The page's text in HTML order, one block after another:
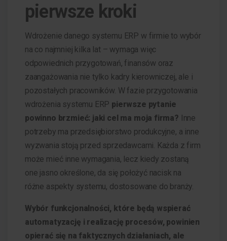
pierwsze kroki
Wdrożenie danego systemu ERP w firmie to wybór
na co najmniej kilka lat – wymaga więc
odpowiednich przygotowań, finansów oraz
zaangażowania nie tylko kadry kierowniczej, ale i
pozostałych pracowników. W fazie przygotowania
wdrożenia systemu ERP pierwsze pytanie
powinno brzmieć: jaki cel ma moja firma? Inne
potrzeby ma przedsiębiorstwo produkcyjne, a inne
wyzwania stoją przed sprzedawcami. Każda z firm
może mieć inne wymagania, lecz kiedy zostaną
one jasno określone, da się położyć nacisk na
różne aspekty systemu, dostosowane do branży.
Wybór funkcjonalności, które będą wspierać
automatyzację i realizację procesów, powinien
opierać się na faktycznych działaniach, ale